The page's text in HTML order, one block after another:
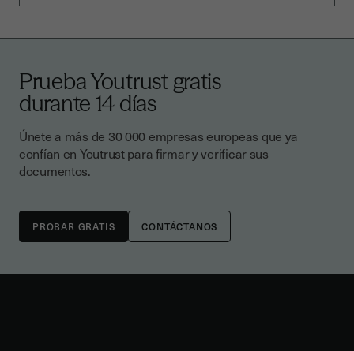
Prueba Youtrust gratis
durante 14 días
Únete a más de 30 000 empresas europeas que ya
confían en Youtrust para firmar y verificar sus
documentos.
CONTÁCTANOS